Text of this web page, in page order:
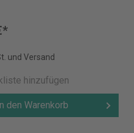
und Versand
hinzufügen
den Warenkorb